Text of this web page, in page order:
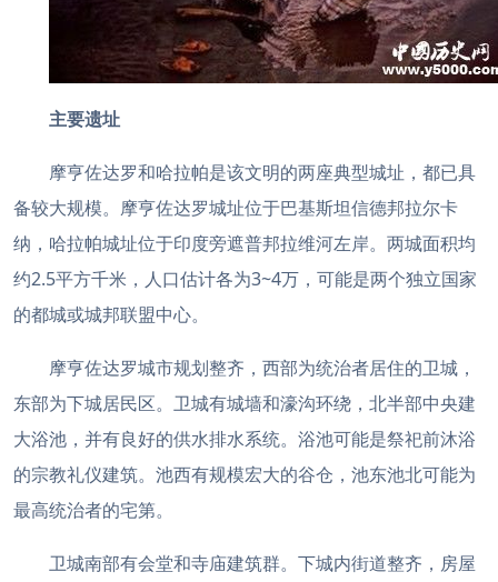
主要遗址
摩亨佐达罗和哈拉帕是该文明的两座典型城址，都已具
备较大规模。摩亨佐达罗城址位于巴基斯坦信德邦拉尔卡
纳，哈拉帕城址位于印度旁遮普邦拉维河左岸。两城面积均
约2.5平方千米，人口估计各为3~4万，可能是两个独立国家
的都城或城邦联盟中心。
摩亨佐达罗城市规划整齐，西部为统治者居住的卫城，
东部为下城居民区。卫城有城墙和濠沟环绕，北半部中央建
大浴池，并有良好的供水排水系统。浴池可能是祭祀前沐浴
的宗教礼仪建筑。池西有规模宏大的谷仓，池东池北可能为
最高统治者的宅第。
卫城南部有会堂和寺庙建筑群。下城内街道整齐，房屋